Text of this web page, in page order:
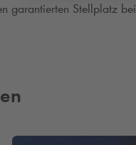
garantierten Stellplatz bei